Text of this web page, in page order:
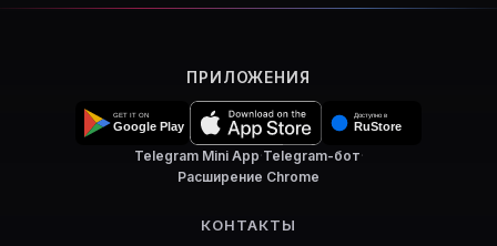
ПРИЛОЖЕНИЯ
Telegram Mini App·Telegram-бот·
Расширение Chrome
КОНТАКТЫ